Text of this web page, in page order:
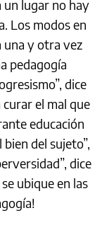
un lugar no hay
Los modos en
una y otra vez
pedagogía
dice
el mal que
educación
del sujeto”,
dice
ubique en las